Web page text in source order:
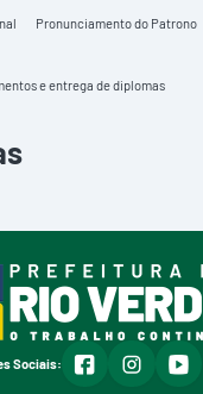
Pronunciamento do
de diplomas
Sociais: facebookinstagram